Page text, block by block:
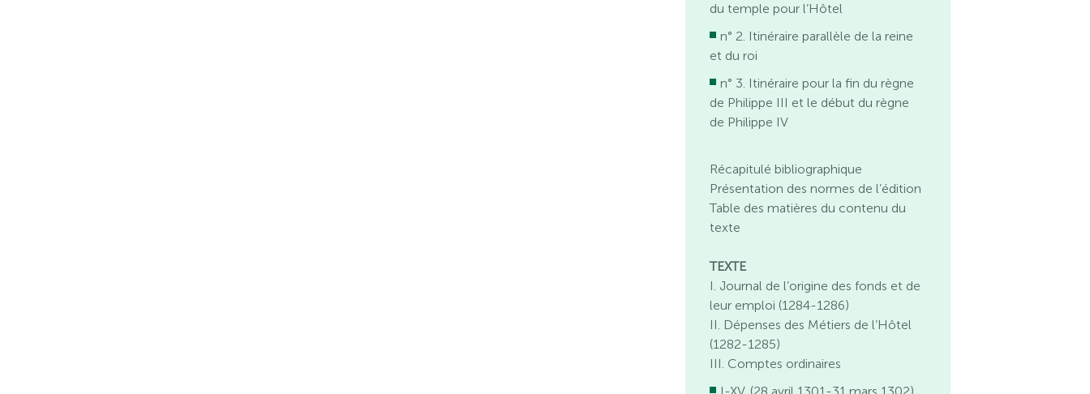
du temple pour l’Hôtel
n° 2. Itinéraire parallèle de la reine
et du roi
n° 3. Itinéraire pour la fin du règne
de Philippe III et le début du règne
de Philippe IV
Récapitulé bibliographique
Présentation des normes de l’édition
Table des matières du contenu du
texte
TEXTE
I. Journal de l’origine des fonds et de
leur emploi (1284-1286)
II. Dépenses des Métiers de l’Hôtel
(1282-1285)
III. Comptes ordinaires